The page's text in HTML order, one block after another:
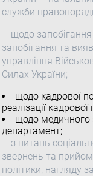
служби
щодо запобігання
запобігання та
управління
Силах України;
щодо кадрової
реалізації
щодо медичного
департамент;
з питань
звернень та
політики, нагляду